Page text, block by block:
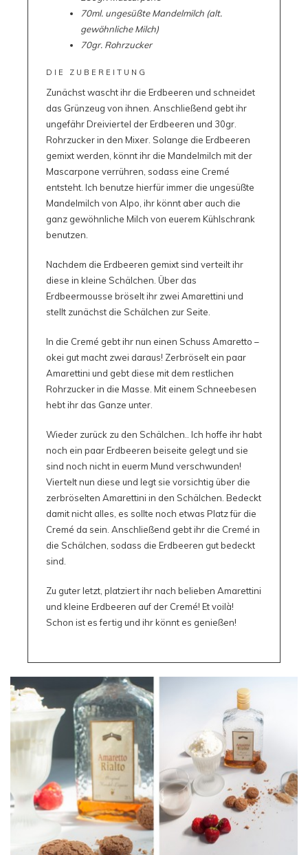
70ml. ungesüßte Mandelmilch (alt.
gewöhnliche Milch)
70gr. Rohrzucker
DIE ZUBEREITUNG
Zunächst wascht ihr die Erdbeeren und schneidet
das Grünzeug von ihnen. Anschließend gebt ihr
ungefähr Dreiviertel der Erdbeeren und 30gr.
Rohrzucker in den Mixer. Solange die Erdbeeren
gemixt werden, könnt ihr die Mandelmilch mit der
Mascarpone verrühren, sodass eine Cremé
entsteht. Ich benutze hierfür immer die ungesüßte
Mandelmilch von Alpo, ihr könnt aber auch die
ganz gewöhnliche Milch von euerem Kühlschrank
benutzen.
Nachdem die Erdbeeren gemixt sind verteilt ihr
diese in kleine Schälchen. Über das
Erdbeermousse bröselt ihr zwei Amarettini und
stellt zunächst die Schälchen zur Seite.
In die Cremé gebt ihr nun einen Schuss Amaretto –
okei gut macht zwei daraus! Zerbröselt ein paar
Amarettini und gebt diese mit dem restlichen
Rohrzucker in die Masse. Mit einem Schneebesen
hebt ihr das Ganze unter.
Wieder zurück zu den Schälchen.. Ich hoffe ihr habt
noch ein paar Erdbeeren beiseite gelegt und sie
sind noch nicht in euerm Mund verschwunden!
Viertelt nun diese und legt sie vorsichtig über die
zerbröselten Amarettini in den Schälchen. Bedeckt
damit nicht alles, es sollte noch etwas Platz für die
Cremé da sein. Anschließend gebt ihr die Cremé in
die Schälchen, sodass die Erdbeeren gut bedeckt
sind.
Zu guter letzt, platziert ihr nach belieben Amarettini
und kleine Erdbeeren auf der Cremé! Et voilà!
Schon ist es fertig und ihr könnt es genießen!